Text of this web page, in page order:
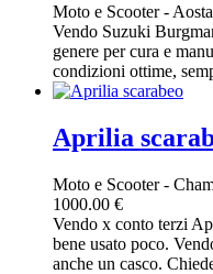
Moto e Scooter-
Vendo Suzuki
genere per cura e
condizioni ottime,
Aprilia
Moto e Scooter-
1000.00 €
Vendo x conto terzi
bene usato poco.
anche un casco.